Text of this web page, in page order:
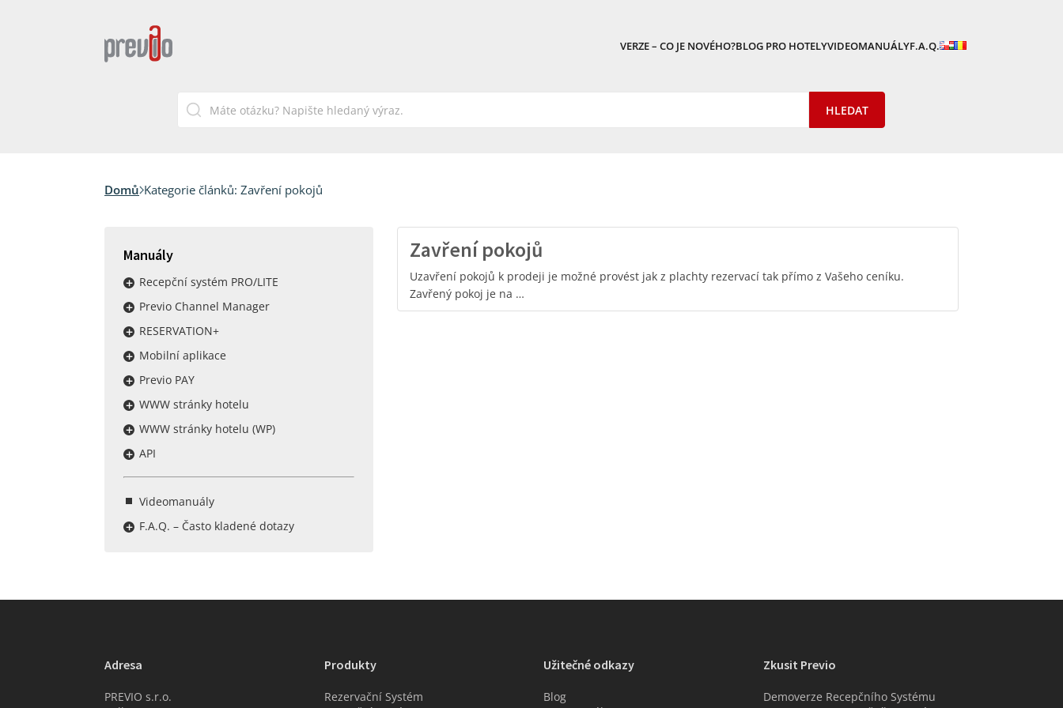
VERZE – CO JE NOVÉHO?BLOG PRO HOTELYVIDEOMANUÁLYF.A.Q.
Domů Kategorie článků: Zavření pokojů
Manuály
Recepční systém PRO/LITE
Previo Channel Manager
RESERVATION+
Mobilní aplikace
Previo PAY
WWW stránky hotelu
WWW stránky hotelu (WP)
API
Videomanuály
F.A.Q. – Často kladené dotazy
Zavření pokojů
Uzavření pokojů k prodeji je možné provést jak z plachty rezervací tak přímo z Vašeho ceníku.
Zavřený pokoj je na …
Adresa
PREVIO s.r.o.
Produkty
Rezervační Systém
Užitečné odkazy
Blog
Zkusit Previo
Demoverze Recepčního Systému